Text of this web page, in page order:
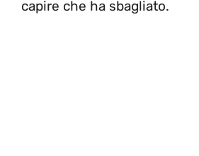
capire che ha sbagliato.